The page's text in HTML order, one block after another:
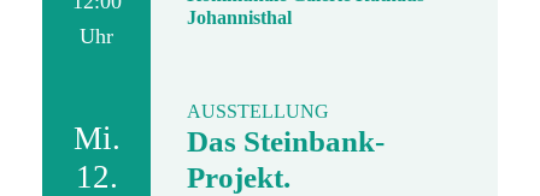
Uhr
Johannisthal
Mi.
12.
AUSSTELLUNG
Das Steinbank-
Projekt.